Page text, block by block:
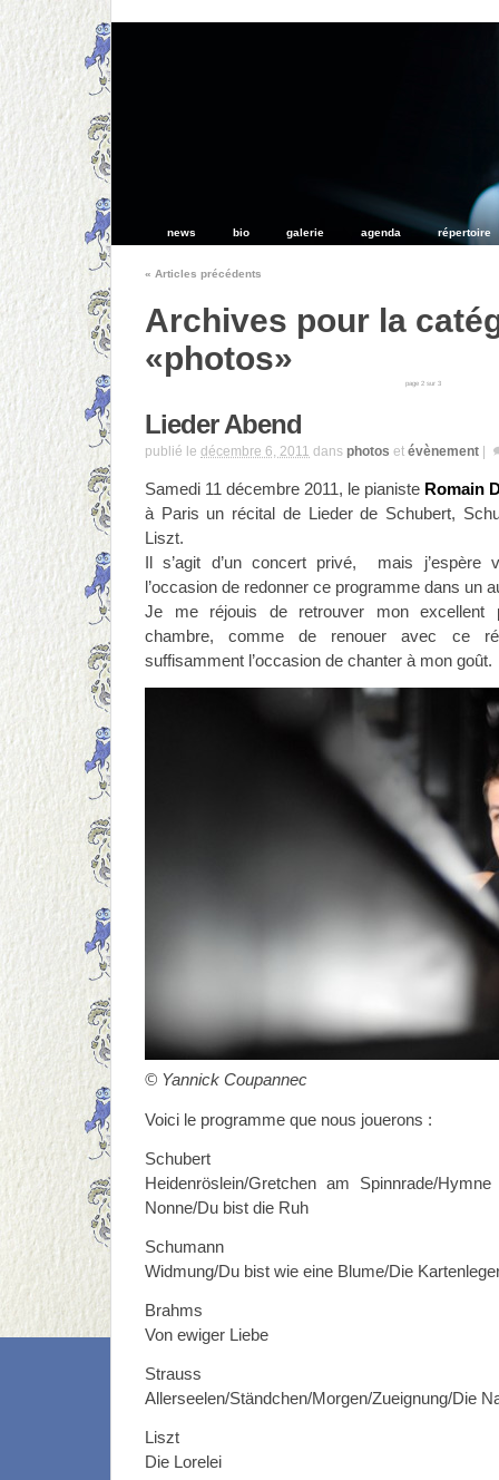
news bio galerie agenda répertoire
« Articles précédents
Archives pour la
«photos»
page 2 sur 3
Lieder Abend
publié le décembre 6, 2011 dans photos et évènement
Samedi 11 décembre 2011, le pianiste Romain
à Paris un récital de Lieder de Schubert,
Liszt.
Il s’agit d’un concert privé, mais j’espère
l’occasion de redonner ce programme dans un
Je me réjouis de retrouver mon excellent
chambre, comme de renouer avec ce
suffisamment l’occasion de chanter à mon goût.
© Yannick Coupannec
Voici le programme que nous jouerons :
Schubert
Heidenröslein/Gretchen am Spinnrade/
Nonne/Du bist die Ruh
Schumann
Widmung/Du bist wie eine Blume/Die
Brahms
Von ewiger Liebe
Strauss
Allerseelen/Ständchen/Morgen/Zueignung/Die
Liszt
Die Lorelei